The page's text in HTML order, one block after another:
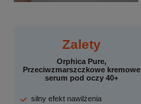
Zalety
Orphica Pure,
Przeciwzmarszczkowe kremowe
serum pod oczy 40+
silny efekt nawilżenia